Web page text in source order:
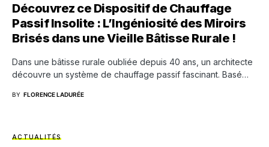
Découvrez ce Dispositif de Chauffage
Passif Insolite : L’Ingéniosité des Miroirs
Brisés dans une Vieille Bâtisse Rurale !
Dans une bâtisse rurale oubliée depuis 40 ans, un architecte
découvre un système de chauffage passif fascinant. Basé…
BY FLORENCE LADURÉE
ACTUALITÉS